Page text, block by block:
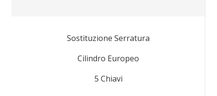
Sostituzione Serratura
Cilindro Europeo
5 Chiavi